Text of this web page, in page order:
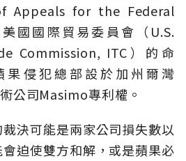
Appeals for the Federal
國國際貿易委員會（U.S.
Commission, ITC）的命
果侵犯總部設於加州爾灣
公司Masimo專利權。
決可能是兩家公司損失數以
迫使雙方和解，或是蘋果必